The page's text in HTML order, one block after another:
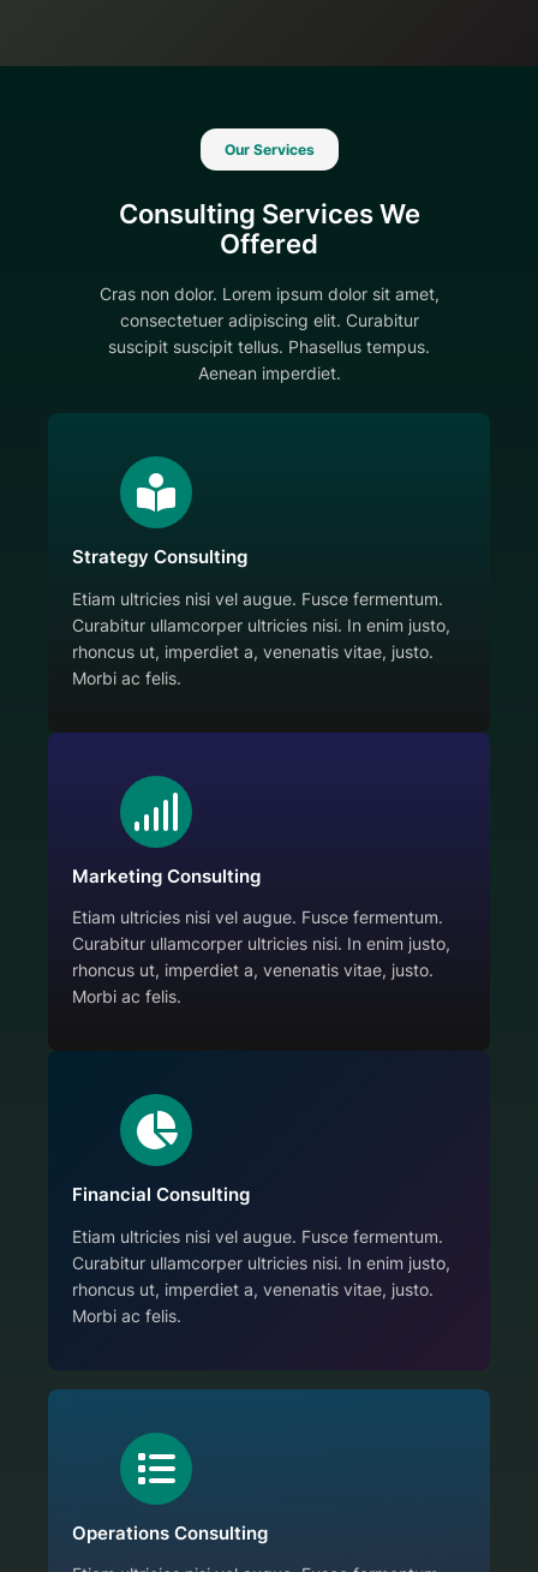
Our Services
Consulting Services We
Offered
Cras non dolor. Lorem ipsum dolor sit amet,
consectetuer adipiscing elit. Curabitur
suscipit suscipit tellus. Phasellus tempus.
Aenean imperdiet.
Strategy Consulting
Etiam ultricies nisi vel augue. Fusce fermentum.
Curabitur ullamcorper ultricies nisi. In enim justo,
rhoncus ut, imperdiet a, venenatis vitae, justo.
Morbi ac felis.
Marketing Consulting
Etiam ultricies nisi vel augue. Fusce fermentum.
Curabitur ullamcorper ultricies nisi. In enim justo,
rhoncus ut, imperdiet a, venenatis vitae, justo.
Morbi ac felis.
Financial Consulting
Etiam ultricies nisi vel augue. Fusce fermentum.
Curabitur ullamcorper ultricies nisi. In enim justo,
rhoncus ut, imperdiet a, venenatis vitae, justo.
Morbi ac felis.
Operations Consulting